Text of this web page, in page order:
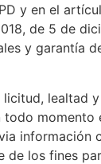
y en el
de 5 de
y garantía
licitud, lealtad
todo momento
información
de los fines